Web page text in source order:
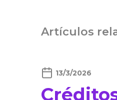
Artículos
13/3/2026